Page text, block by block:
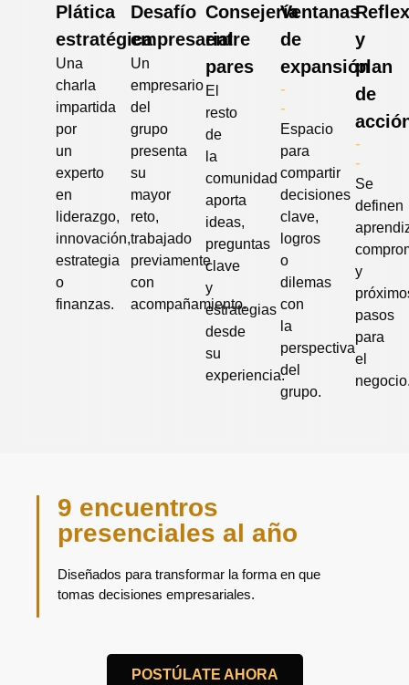
Plática
estratégica
Una
charla
impartida
por
un
experto
en
liderazgo,
innovación,
estrategia
o
finanzas.
Desafío
empresarial
Un
empresario
del
grupo
presenta
su
mayor
reto,
trabajado
previamente
con
acompañamiento.
Consejería
entre
pares
El
resto
de
la
comunidad
aporta
ideas,
preguntas
clave
y
estrategias
desde
su
experiencia.
Ventanas
de
expansión
-
-
Espacio
para
compartir
decisiones
clave,
logros
o
dilemas
con
la
perspectiva
del
grupo.
y
plan
de
-
-
Se
definen
y
pasos
para
el
9 encuentros
presenciales al año
Diseñados para transformar la forma en que
tomas decisiones empresariales.
POSTÚLATE AHORA